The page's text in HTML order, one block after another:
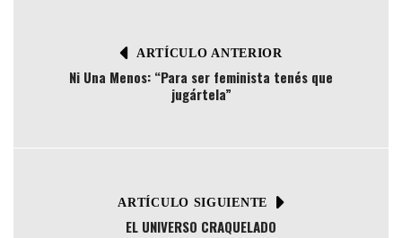
ARTÍCULO ANTERIOR
Ni Una Menos: “Para ser feminista tenés que
jugártela”
ARTÍCULO SIGUIENTE
EL UNIVERSO CRAQUELADO